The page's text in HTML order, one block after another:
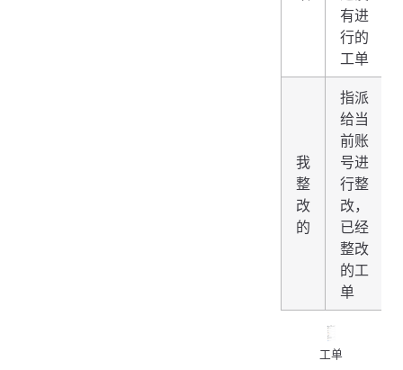
有进
行的
工单
我
整
改
的
指派
给当
前账
号进
行整
改，
已经
整改
的工
单
工单